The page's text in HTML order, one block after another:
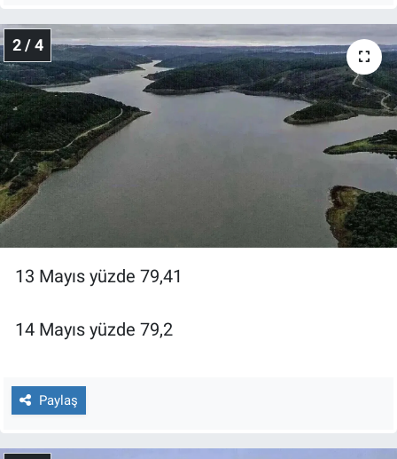
2 / 4
13 Mayıs yüzde 79,41
14 Mayıs yüzde 79,2
Paylaş
Nedir
Popüler
Programlar
Sağlık
Yerel Gündem